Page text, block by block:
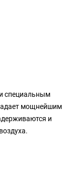
специальным
мощнейшим
и